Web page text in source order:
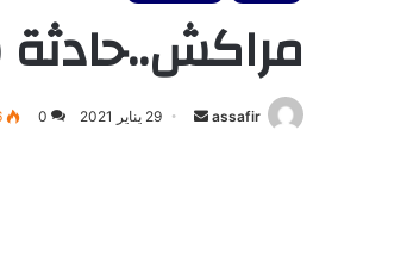
assafir
أرسل 29 يناير 2021 0